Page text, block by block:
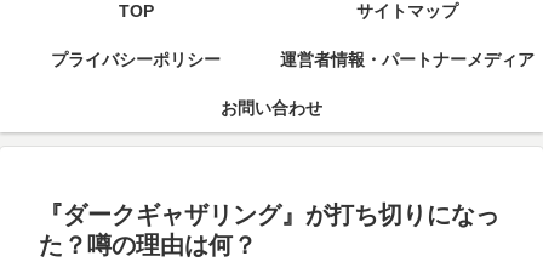
TOP サイトマップ
プライバシーポリシー 運営者情報・パートナーメディア
お問い合わせ
『ダークギャザリング』が打ち切りになっ
た？噂の理由は何？